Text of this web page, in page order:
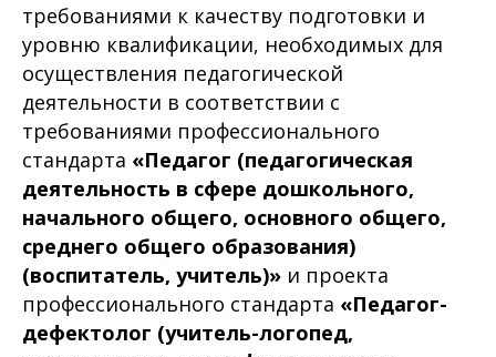
требованиями к качеству подготовки и
уровню квалификации, необходимых для
осуществления педагогической
деятельности в соответствии с
требованиями профессионального
стандарта «Педагог (педагогическая
деятельность в сфере дошкольного,
начального общего, основного общего,
среднего общего образования)
(воспитатель, учитель)» и проекта
профессионального стандарта «Педагог-
дефектолог (учитель-логопед,